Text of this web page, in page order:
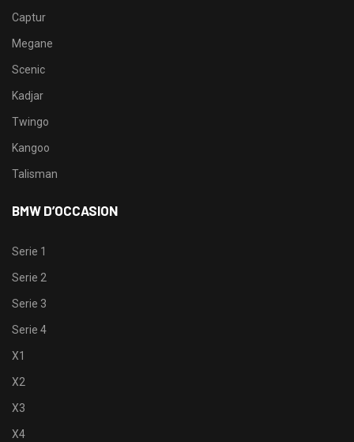
Captur
Megane
Scenic
Kadjar
Twingo
Kangoo
Talisman
BMW D’OCCASION
Serie 1
Serie 2
Serie 3
Serie 4
X1
X2
X3
X4